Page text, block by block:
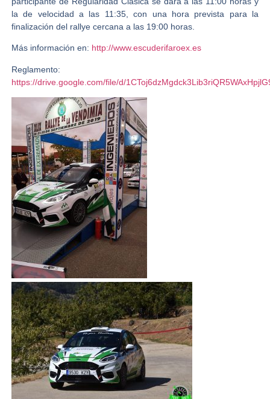
la de velocidad a las 11:35, con una hora prevista para la
finalización del rallye cercana a las 19:00 horas.
Más información en: http://www.escuderifaroex.es
Reglamento:
https://drive.google.com/file/d/